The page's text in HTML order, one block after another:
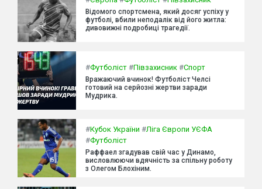
Відомого спортсмена, який досяг успіху у
футболі, вбили неподалік від його житла:
дивовижні подробиці трагедії.
#Футболіст #Півзахисник #Спорт
Вражаючий вчинок! Футболіст Челсі
готовий на серйозні жертви заради
Мудрика.
#Кубок України #Ліга Європи УЄФА
#Футболіст
Раффаел згадував свій час у Динамо,
висловлюючи вдячність за спільну роботу
з Олегом Блохіним.